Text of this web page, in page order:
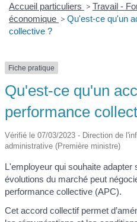
Accueil particuliers > Travail -
économique > Qu'est-ce qu'un
collective ?
Fiche pratique
Qu'est-ce qu'un
performance
Vérifié le 07/03/2023 - Direction de
administrative (Première ministre)
L'employeur qui souhaite adapter
évolutions du marché peut
performance collective (APC).
Cet accord collectif permet